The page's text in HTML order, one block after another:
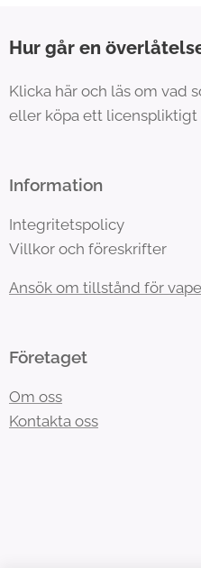
Hur går en
Klicka här och läs om vad
eller köpa ett
Information
Integritetspolicy
Villkor och föreskrifter
Ansök om tillstånd för
Företaget
Om oss
Kontakta oss